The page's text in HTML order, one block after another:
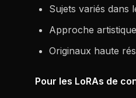
Sujets variés dans
Approche
Originaux haute
Pour les LoRAs de